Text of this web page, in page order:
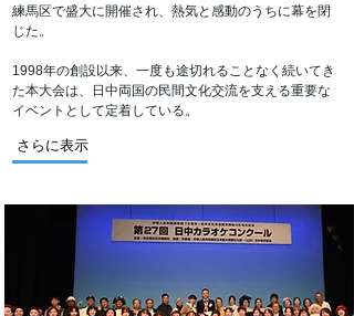
練馬区で盛大に開催され、熱気と感動のうちに幕を閉
じた。
1998年の創設以来、一度も途切れることなく続いてき
た本大会は、日中両国の民間文化交流を支える重要な
イベントとして定着している。
さらに表示